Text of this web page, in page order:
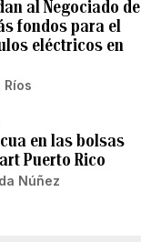
al Negociado de
fondos para el
eléctricos en
en las bolsas
Puerto Rico
Núñez